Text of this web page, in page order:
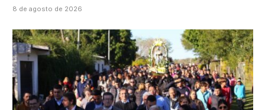
8 de agosto de 2026